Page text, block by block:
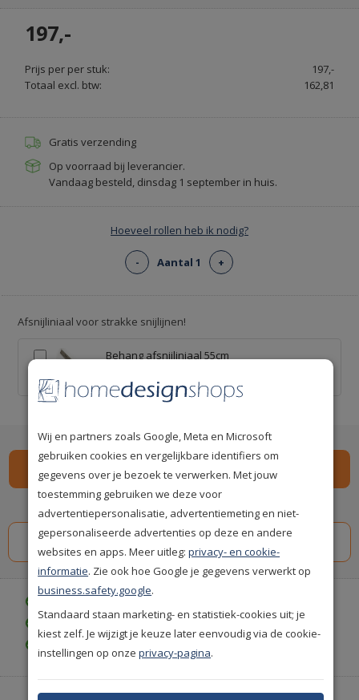
-
VEEGJEVOETEN.NL
197,-
Prijs per per stuk:
197,-
Totaal excl. btw:
162,81
Gratis verzending
Op voorraad bij leverancier.
Vandaag besteld, dinsdag 1 september in huis.
Hoeveel rollen heb ik nodig?
- Aantal 1 +
Afsnijliniaal voor strakke snijlijnen!
Behang afsnijliniaal 55cm
Achteraf betalen is mogelijk
Wij en partners zoals Google, Meta en Microsoft
gebruiken cookies en vergelijkbare identifiers om
gegevens over je bezoek te verwerken. Met jouw
toestemming gebruiken we deze voor
advertentiepersonalisatie, advertentiemeting en niet-
gepersonaliseerde advertenties op deze en andere
websites en apps. Meer uitleg:privacy- en cookie-
informatie. Zie ook hoe Google je gegevens verwerkt op
business.safety.google.
Standaard staan marketing- en statistiek-cookies uit; je
kiest zelf. Je wijzigt je keuze later eenvoudig via de cookie-
instellingen op onzeprivacy-pagina.